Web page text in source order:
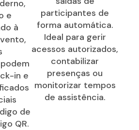
e
à
in e
de
QR.
participantes de
forma automática.
Ideal para gerir
acessos autorizados,
contabilizar
presenças ou
monitorizar tempos
de assistência.